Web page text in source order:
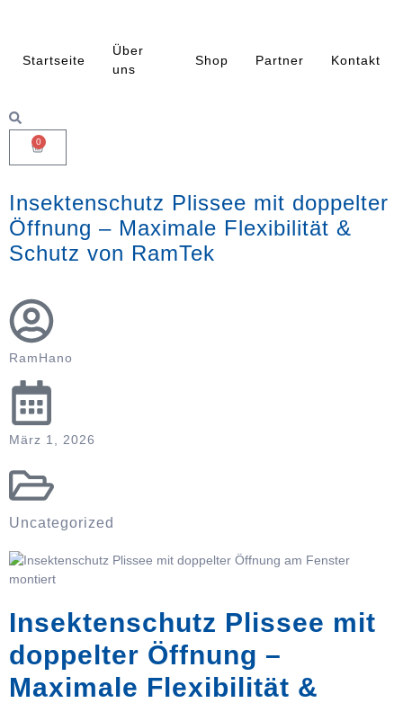
Startseite
Über
uns
Shop Partner Kontakt
0
Insektenschutz Plissee mit doppelter
Öffnung – Maximale Flexibilität &
Schutz von RamTek
RamHano
März 1, 2026
Uncategorized
Insektenschutz Plissee mit
doppelter Öffnung –
Maximale Flexibilität &